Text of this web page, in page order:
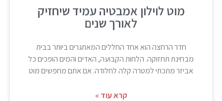
מוט לוילון אמבטיה עמיד שיחזיק
לאורך שנים
חדר הרחצה הוא אחד החללים המאתגרים ביותר בבית
מבחינת תחזוקה. הלחות הקבועה, האדים והמים הופכים כל
אביזר מתכתי למטרה קלה לחלודה. אם אתם מחפשים מוט
קרא עוד »